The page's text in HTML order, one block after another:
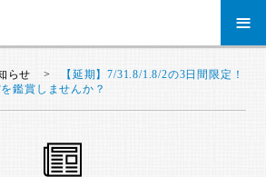
≡
らせ
【延期】7/31.8/1.8/2の3日間限定！
鑑賞しませんか？